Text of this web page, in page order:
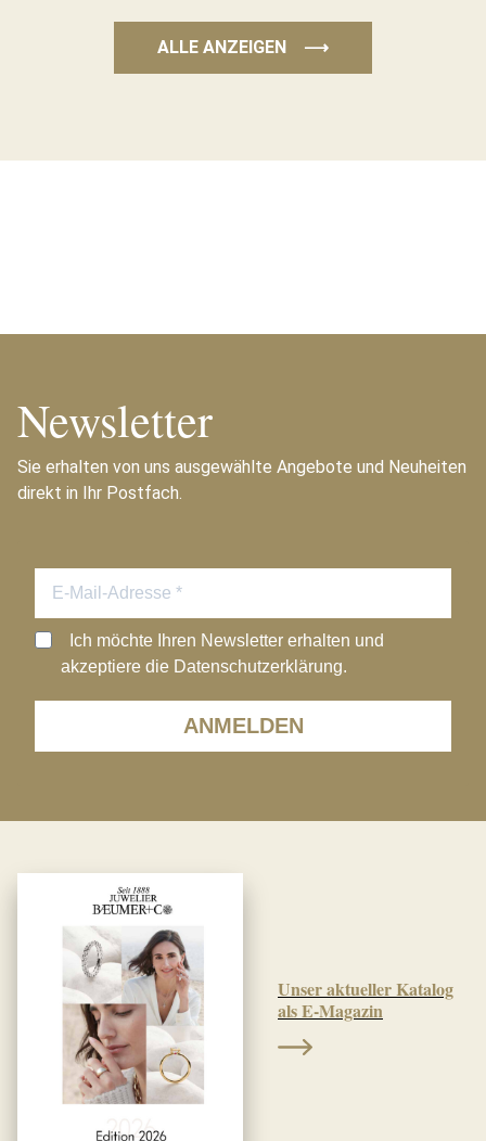
ALLE ANZEIGEN ⟶
Newsletter
Sie erhalten von uns ausgewählte Angebote und Neuheiten
direkt in Ihr Postfach.
ANMELDEN
Ich möchte Ihren Newsletter erhalten und
akzeptiere die Datenschutzerklärung.
Unser aktueller Katalog
als E-Magazin